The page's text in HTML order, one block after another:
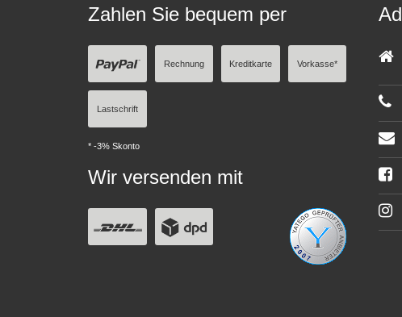
Zahlen Sie bequem per
Rechnung Kreditkarte Vorkasse*
Lastschrift
* -3% Skonto
Wir versenden mit